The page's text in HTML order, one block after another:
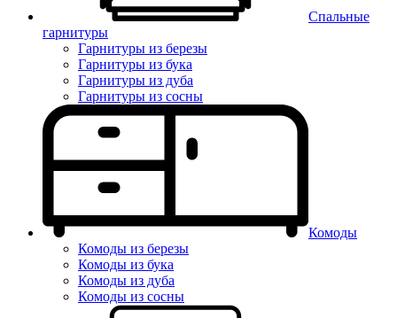
Спальные
гарнитуры
Гарнитуры из березы
Гарнитуры из бука
Гарнитуры из дуба
Гарнитуры из сосны
Комоды
Комоды из березы
Комоды из бука
Комоды из дуба
Комоды из сосны